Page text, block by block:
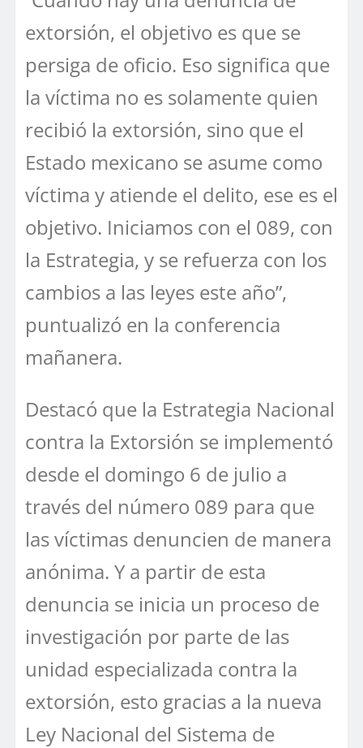
extorsión, el objetivo es que se
persiga de oficio. Eso significa que
la víctima no es solamente quien
recibió la extorsión, sino que el
Estado mexicano se asume como
víctima y atiende el delito, ese es el
objetivo. Iniciamos con el 089, con
la Estrategia, y se refuerza con los
cambios a las leyes este año”,
puntualizó en la conferencia
mañanera.
Destacó que la Estrategia Nacional
contra la Extorsión se implementó
desde el domingo 6 de julio a
través del número 089 para que
las víctimas denuncien de manera
anónima. Y a partir de esta
denuncia se inicia un proceso de
investigación por parte de las
unidad especializada contra la
extorsión, esto gracias a la nueva
Ley Nacional del Sistema de